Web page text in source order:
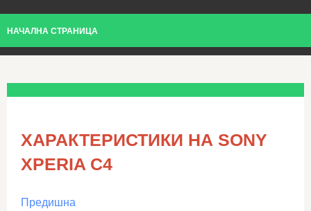
НАЧАЛНА СТРАНИЦА
ХАРАКТЕРИСТИКИ НА SONY
XPERIA C4
Предишна